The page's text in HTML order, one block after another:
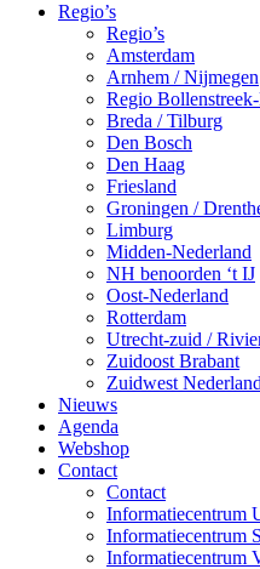
Regio’s
Regio’s
Amsterdam
Arnhem / Nijmegen
Regio
Breda / Tilburg
Den Bosch
Den Haag
Friesland
Groningen /
Limburg
Midden-Nederland
NH benoorden ‘t IJ
Oost-Nederland
Rotterdam
Utrecht-zuid /
Zuidoost Brabant
Zuidwest Nederland
Nieuws
Agenda
Webshop
Contact
Contact
Informatiecentrum
Informatiecentrum
Informatiecentrum